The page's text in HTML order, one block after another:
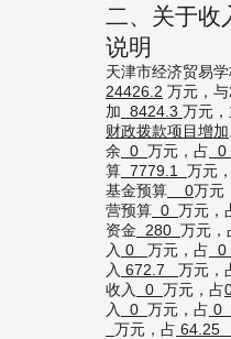
二、关于收
说明
天津市经济贸易
24426.2 万元，
加 8424.3 万元
财政拨款项目增加
余 0 万元，占 0
算 7779.1 万元
基金预算 0万元
营预算 0 万元，
资金 280 万元，
入 0 万元，占 0
入 672.7 万元，
收入
0 万元，占
入
0 万元，占 0
万元，占 64.25